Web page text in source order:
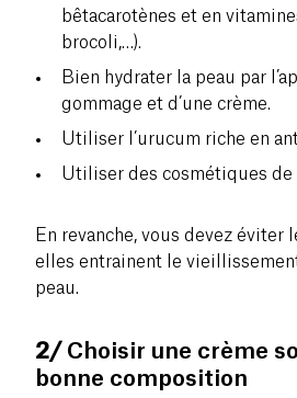
bêtacarotènes et en
brocoli,…).
Bien hydrater la peau par
gommage et d’une crème.
Utiliser l’urucum riche en
Utiliser des cosmétiques de
En revanche, vous devez éviter
elles entrainent le
peau.
2/ Choisir une crème
bonne composition